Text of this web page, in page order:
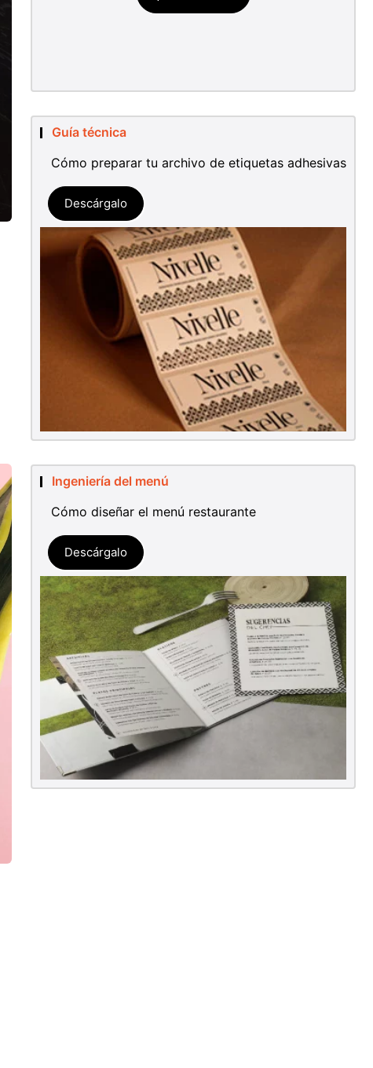
Guía técnica
Cómo preparar tu archivo de etiquetas adhesivas
Descárgalo
Ingeniería del menú
Cómo diseñar el menú restaurante
Descárgalo